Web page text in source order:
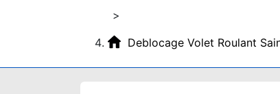
>
Deblocage Volet Roulant